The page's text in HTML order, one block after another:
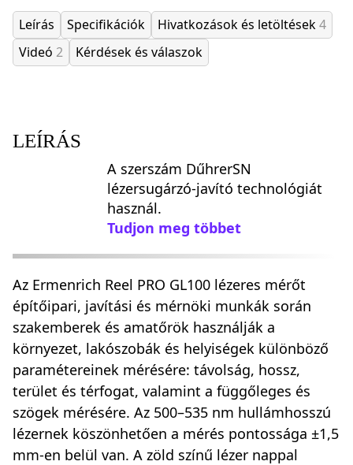
Leírás Specifikációk Hivatkozások és letöltések4
Videó 2 Kérdések és válaszok
LEÍRÁS
A szerszám DűhrerSN
lézersugárzó-javító technológiát
használ.
Tudjon meg többet
Az Ermenrich Reel PRO GL100 lézeres mérőt
építőipari, javítási és mérnöki munkák során
szakemberek és amatőrök használják a
környezet, lakószobák és helyiségek különböző
paramétereinek mérésére: távolság, hossz,
terület és térfogat, valamint a függőleges és
szögek mérésére. Az 500–535 nm hullámhosszú
lézernek köszönhetően a mérés pontossága ±1,5
mm-en belül van. A zöld színű lézer nappal